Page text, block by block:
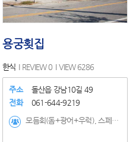
용궁횟집
한식 REVIEW 0 VIEW 6286
주소
돌산읍 강남10길 49
전화
061-644-9219
모듬회(돔+광어+우럭), 스페셜모둠물회, 모둠물회, 사시미(농어,광어,돔,우럭), 회덮밥, 전복, 낙지,해삼,멍게, 하모샤브샤브(계절메뉴), 모듬회+하모샤브샤브세트, 생선물회, 하모/전복물회